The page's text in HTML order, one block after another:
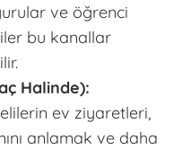
ve öğrenci
bu kanallar
Halinde):
ev ziyaretleri,
anlamak ve daha